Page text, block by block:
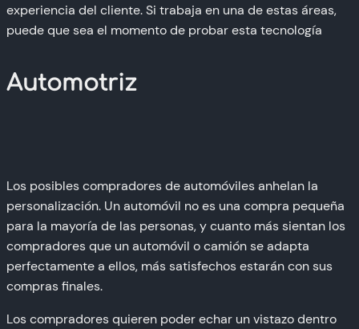
experiencia del cliente. Si trabaja en una de estas áreas,
puede que sea el momento de probar esta tecnología
Automotriz
Los posibles compradores de automóviles anhelan la
personalización. Un automóvil no es una compra pequeña
para la mayoría de las personas, y cuanto más sientan los
compradores que un automóvil o camión se adapta
perfectamente a ellos, más satisfechos estarán con sus
compras finales.
Los compradores quieren poder echar un vistazo dentro